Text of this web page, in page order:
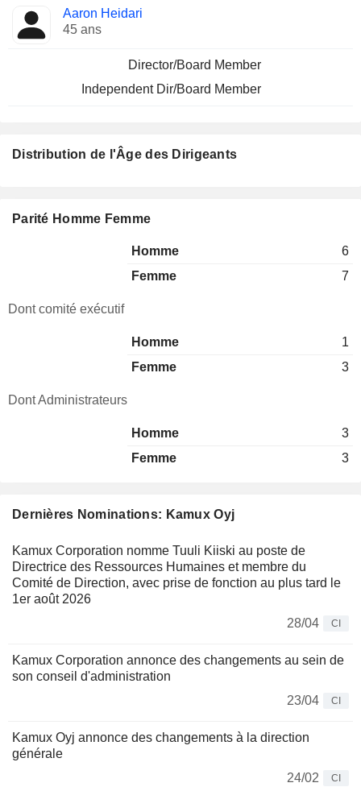
Aaron Heidari
45 ans
Director/Board Member
Independent Dir/Board Member
Dernières Nominations: Kamux Oyj
Kamux Corporation nomme Tuuli Kiiski au poste de
Directrice des Ressources Humaines et membre du
Comité de Direction, avec prise de fonction au plus tard le
1er août 2026
28/04
CI
Kamux Corporation annonce des changements au sein de
son conseil d'administration
23/04
CI
Kamux Oyj annonce des changements à la direction
générale
24/02
CI
Distribution de l'Âge des Dirigeants
Parité Homme Femme
Homme
6
Femme
7
Dont comité exécutif
Homme
1
Femme
3
Dont Administrateurs
Homme
3
Femme
3